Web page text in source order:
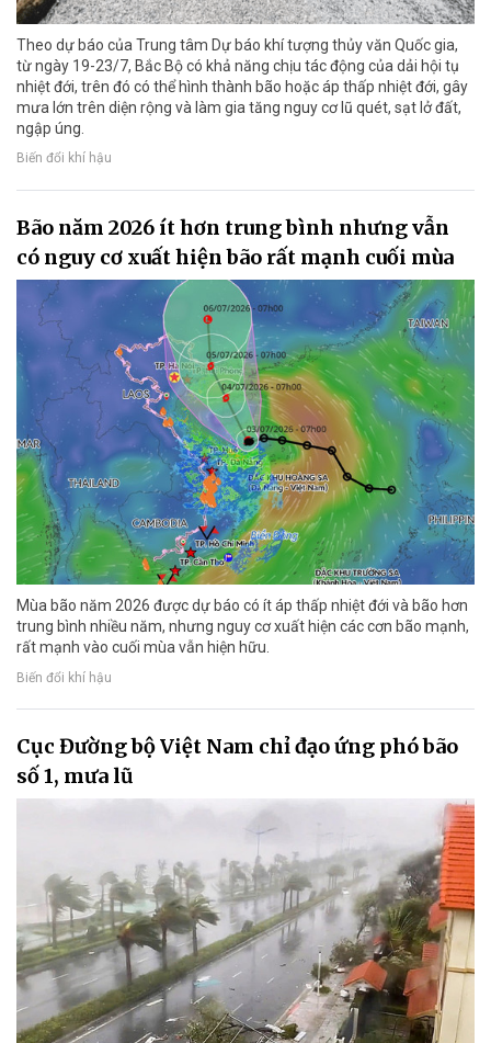
Theo dự báo của Trung tâm Dự báo khí tượng thủy văn Quốc gia,
từ ngày 19-23/7, Bắc Bộ có khả năng chịu tác động của dải hội tụ
nhiệt đới, trên đó có thể hình thành bão hoặc áp thấp nhiệt đới, gây
mưa lớn trên diện rộng và làm gia tăng nguy cơ lũ quét, sạt lở đất,
ngập úng.
Biến đổi khí hậu
Bão năm 2026 ít hơn trung bình nhưng vẫn
có nguy cơ xuất hiện bão rất mạnh cuối mùa
Mùa bão năm 2026 được dự báo có ít áp thấp nhiệt đới và bão hơn
trung bình nhiều năm, nhưng nguy cơ xuất hiện các cơn bão mạnh,
rất mạnh vào cuối mùa vẫn hiện hữu.
Biến đổi khí hậu
Cục Đường bộ Việt Nam chỉ đạo ứng phó bão
số 1, mưa lũ